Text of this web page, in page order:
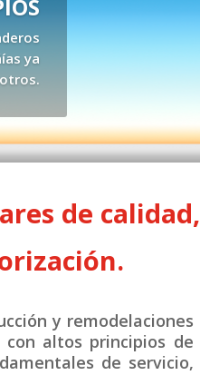
ya
de calidad,
y remodelaciones
altos principios de
de servicio,